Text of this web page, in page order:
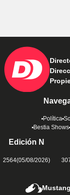
Política
Bestia Shows
Edición N
2564(05/08/2026)